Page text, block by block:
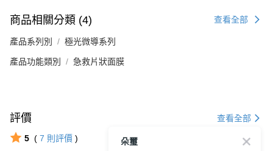
商品相關分類 (4) 查看全部
產品系列別 極光微導系列
產品功能類別 急救片狀面膜
評價 查看全部
5 ( 7 則評價 )
朵璽